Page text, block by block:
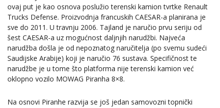
ovaj put je kao osnova poslužio terenski kamion tvrtke Renault
Trucks Defense. Proizvodnja francuskih CAESAR-a planirana je
sve do 2011. U travnju 2006. Tajland je naručio prvu seriju od
šest CAESAR-a uz mogućnost daljnjih narudžbi. Najveća
narudžba došla je od nepoznatog naručitelja (po svemu sudeći
Saudijske Arabije) koji je naručio 76 sustava. Specifičnost te
narudžbe je u tome što platforma nije terenski kamion već
oklopno vozilo MOWAG Piranha 8×8.
Na osnovi Piranhe razvija se još jedan samovozni topnički